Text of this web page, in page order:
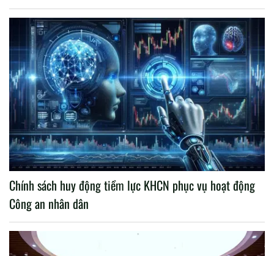
Chính sách huy động tiềm lực KHCN phục vụ hoạt động
Công an nhân dân